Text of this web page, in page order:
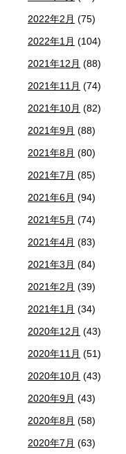
2022年2月 (75)
2022年1月 (104)
2021年12月 (88)
2021年11月 (74)
2021年10月 (82)
2021年9月 (88)
2021年8月 (80)
2021年7月 (85)
2021年6月 (94)
2021年5月 (74)
2021年4月 (83)
2021年3月 (84)
2021年2月 (39)
2021年1月 (34)
2020年12月 (43)
2020年11月 (51)
2020年10月 (43)
2020年9月 (43)
2020年8月 (58)
2020年7月 (63)